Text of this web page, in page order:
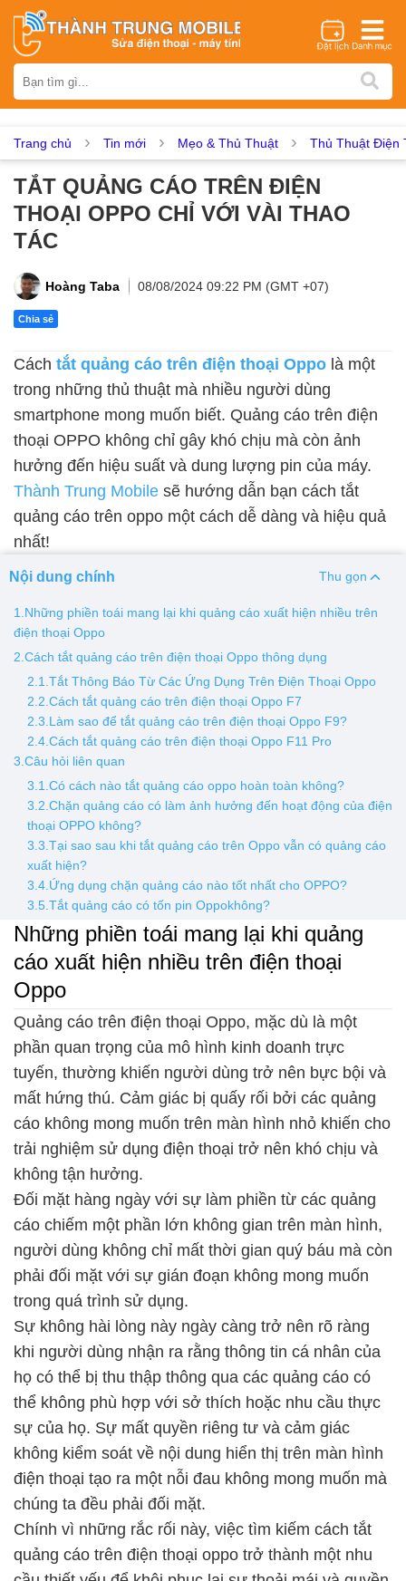
iPhone Samsung Oppo Xiaomi Realme Vivo
Asus Sony Vertu LG Tecno
Dịch vụ sửa chữa
Thay mic Thay rung Thay main Unlock - Mở Khoá
Màn hình Vsmart Màn hình Google Pixel
Thay pin
Pin iPhone Pin Samsumg Pin Oppo Pin Xiaomi
Pin Realme
Trang chủ Tin mới Mẹo & Thủ Thuật Thủ Thuật Điện
TẮT QUẢNG CÁO TRÊN ĐIỆN
THOẠI OPPO CHỈ VỚI VÀI THAO
TÁC
Hoàng Taba 08/08/2024 09:22 PM (GMT +07)
Chia sẻ
Cách tắt quảng cáo trên điện thoại Oppo là một
trong những thủ thuật mà nhiều người dùng
smartphone mong muốn biết. Quảng cáo trên điện
thoại OPPO không chỉ gây khó chịu mà còn ảnh
hưởng đến hiệu suất và dung lượng pin của máy.
Thành Trung Mobile sẽ hướng dẫn bạn cách tắt
quảng cáo trên oppo một cách dễ dàng và hiệu quả
nhất!
Nội dung chính Thu gọn
1.Những phiền toái mang lại khi quảng cáo xuất hiện nhiều trên
điện thoại Oppo
2.Cách tắt quảng cáo trên điện thoại Oppo thông dụng
2.1.Tắt Thông Báo Từ Các Ứng Dụng Trên Điện Thoại Oppo
2.2.Cách tắt quảng cáo trên điện thoại Oppo F7
2.3.Làm sao để tắt quảng cáo trên điện thoại Oppo F9?
2.4.Cách tắt quảng cáo trên điện thoại Oppo F11 Pro
3.Câu hỏi liên quan
3.1.Có cách nào tắt quảng cáo oppo hoàn toàn không?
3.2.Chặn quảng cáo có làm ảnh hưởng đến hoạt động của điện
thoại OPPO không?
3.3.Tại sao sau khi tắt quảng cáo trên Oppo vẫn có quảng cáo
xuất hiện?
3.4.Ứng dụng chặn quảng cáo nào tốt nhất cho OPPO?
3.5.Tắt quảng cáo có tốn pin Oppokhông?
Những phiền toái mang lại khi quảng
cáo xuất hiện nhiều trên điện thoại
Oppo
Quảng cáo trên điện thoại Oppo, mặc dù là một
phần quan trọng của mô hình kinh doanh trực
tuyến, thường khiến người dùng trở nên bực bội và
mất hứng thú. Cảm giác bị quấy rối bởi các quảng
cáo không mong muốn trên màn hình nhỏ khiến cho
trải nghiệm sử dụng điện thoại trở nên khó chịu và
không tận hưởng.
Đối mặt hàng ngày với sự làm phiền từ các quảng
cáo chiếm một phần lớn không gian trên màn hình,
người dùng không chỉ mất thời gian quý báu mà còn
phải đối mặt với sự gián đoạn không mong muốn
trong quá trình sử dụng.
Sự không hài lòng này ngày càng trở nên rõ ràng
khi người dùng nhận ra rằng thông tin cá nhân của
họ có thể bị thu thập thông qua các quảng cáo có
thể không phù hợp với sở thích hoặc nhu cầu thực
sự của họ. Sự mất quyền riêng tư và cảm giác
không kiểm soát về nội dung hiển thị trên màn hình
điện thoại tạo ra một nỗi đau không mong muốn mà
chúng ta đều phải đối mặt.
Chính vì những rắc rối này, việc tìm kiếm cách tắt
quảng cáo trên điện thoại oppo trở thành một nhu